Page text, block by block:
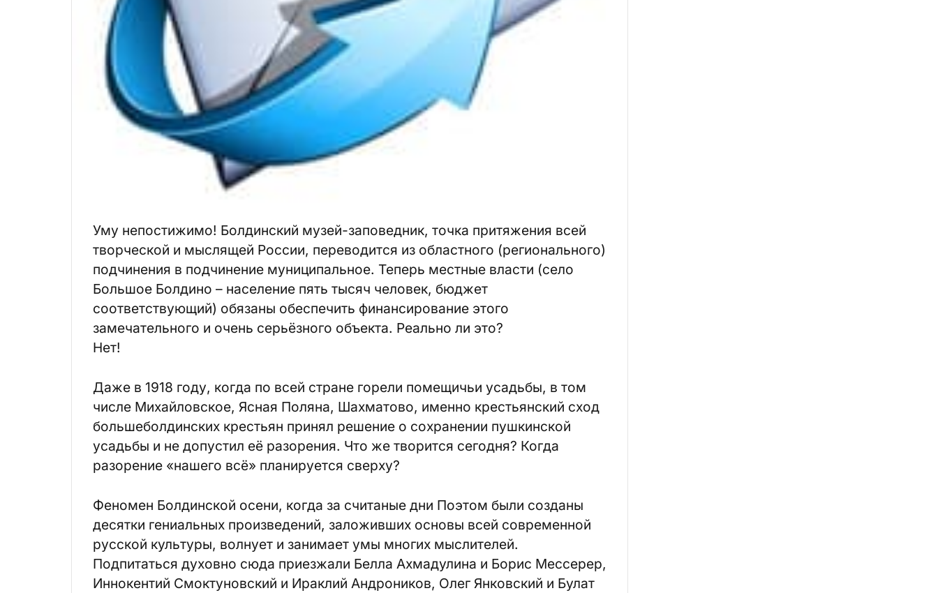
Уму непостижимо! Болдинский музей-заповедник, точка притяжения всей
творческой и мыслящей России, переводится из областного (регионального)
подчинения в подчинение муниципальное. Теперь местные власти (село
Большое Болдино – население пять тысяч человек, бюджет
соответствующий) обязаны обеспечить финансирование этого
замечательного и очень серьёзного объекта. Реально ли это?
Нет!
Даже в 1918 году, когда по всей стране горели помещичьи усадьбы, в том
числе Михайловское, Ясная Поляна, Шахматово, именно крестьянский сход
большеболдинских крестьян принял решение о сохранении пушкинской
усадьбы и не допустил её разорения. Что же творится сегодня? Когда
разорение «нашего всё» планируется сверху?
Феномен Болдинской осени, когда за считаные дни Поэтом были созданы
десятки гениальных произведений, заложивших основы всей современной
русской культуры, волнует и занимает умы многих мыслителей.
Подпитаться духовно сюда приезжали Белла Ахмадулина и Борис Мессерер,
Иннокентий Смоктуновский и Ираклий Андроников, Олег Янковский и Булат